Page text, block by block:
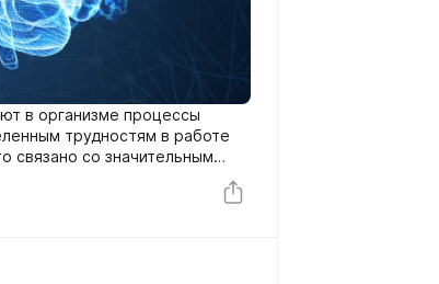
в организме процессы
трудностям в работе
связано со значительным
и ряда других
активное участие в работе